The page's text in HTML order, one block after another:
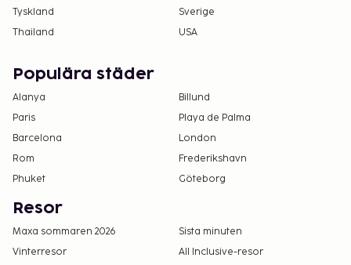
Tyskland
Sverige
Thailand
USA
Populära städer
Alanya
Billund
Paris
Playa de Palma
Barcelona
London
Rom
Frederikshavn
Phuket
Göteborg
Resor
Maxa sommaren 2026
Sista minuten
Vinterresor
All Inclusive-resor